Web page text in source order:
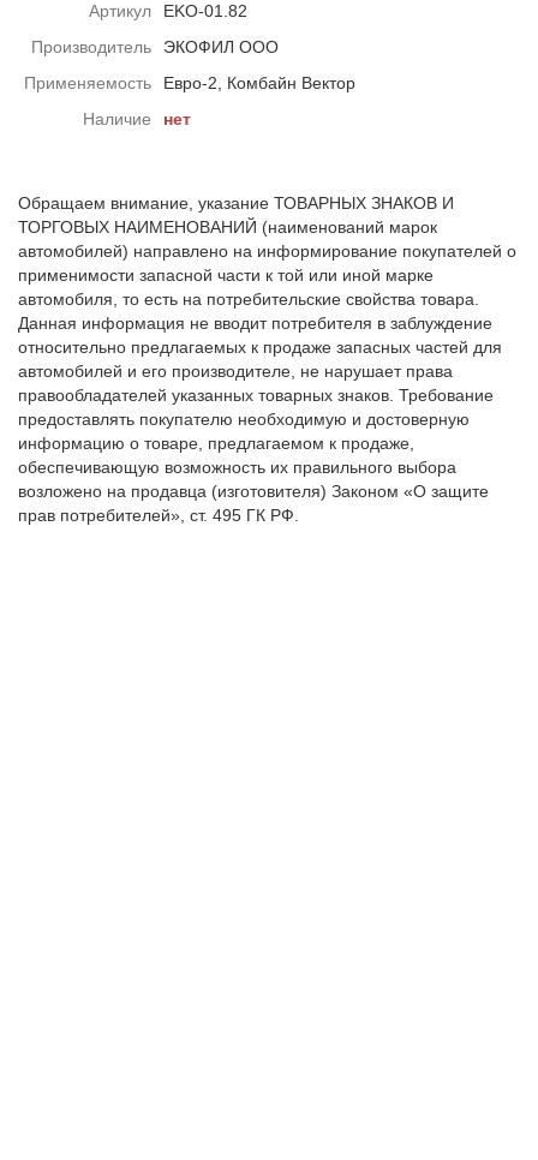
Артикул
EKO-01.82
Производитель
ЭКОФИЛ ООО
Применяемость
Евро-2, Комбайн Вектор
Наличие
нет
Обращаем внимание, указание ТОВАРНЫХ ЗНАКОВ И
ТОРГОВЫХ НАИМЕНОВАНИЙ (наименований марок
автомобилей) направлено на информирование покупателей о
применимости запасной части к той или иной марке
автомобиля, то есть на потребительские свойства товара.
Данная информация не вводит потребителя в заблуждение
относительно предлагаемых к продаже запасных частей для
автомобилей и его производителе, не нарушает права
правообладателей указанных товарных знаков. Требование
предоставлять покупателю необходимую и достоверную
информацию о товаре, предлагаемом к продаже,
обеспечивающую возможность их правильного выбора
возложено на продавца (изготовителя) Законом «О защите
прав потребителей», ст. 495 ГК РФ.